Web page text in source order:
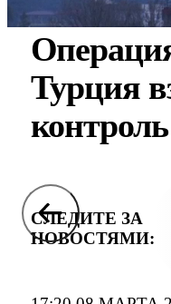
Турция
СЛЕДИТЕ ЗА
НОВОСТЯМИ: